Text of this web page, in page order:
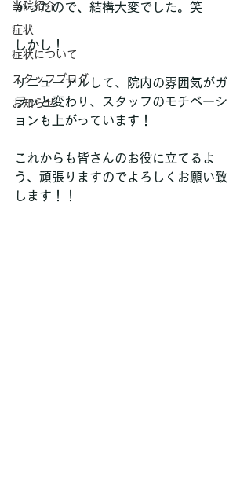
当院紹介
症状
症状について
スタッフブログ
お知らせ
かったので、結構大変でした。笑
しかし！
リニューアルして、院内の雰囲気がガ
ラッと変わり、スタッフのモチベーシ
ョンも上がっています！
これからも皆さんのお役に立てるよ
う、頑張りますのでよろしくお願い致
します！！